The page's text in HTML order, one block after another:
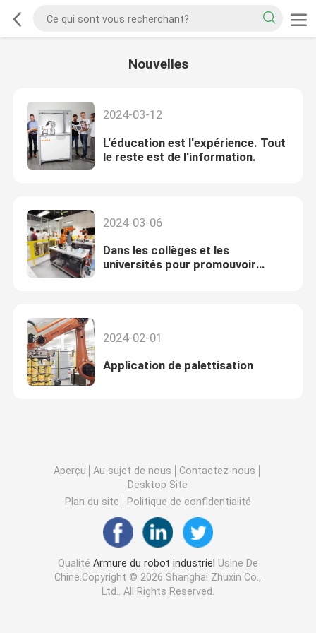
Nouvelles
2024-03-12
L'éducation est l'expérience. Tout
le reste est de l'information.
2024-03-06
Dans les collèges et les
universités pour promouvoir
2024-02-01
Application de palettisation
Aperçu Au sujet de nous
Contactez-nous
Desktop Site
Plan du site
Politique de confidentialité
Qualité Armure du robot industriel Usine De
Chine.Copyright © 2026 Shanghai Zhuxin Co.,
Ltd.. All Rights Reserved.